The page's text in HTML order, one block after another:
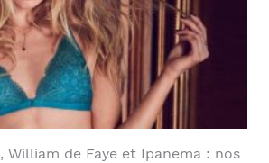
William de Faye et Ipanema : nos